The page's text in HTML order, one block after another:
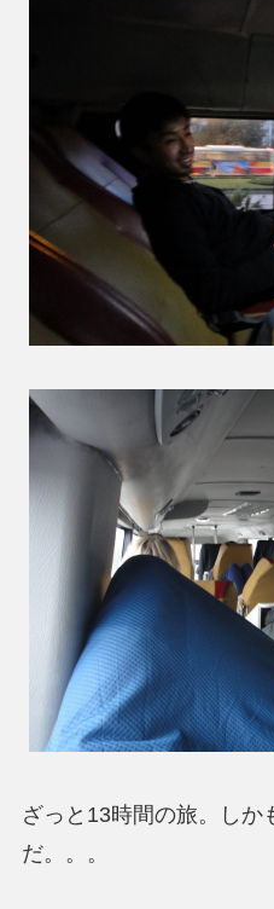
ざっと13時間の旅。しか
だ。。。